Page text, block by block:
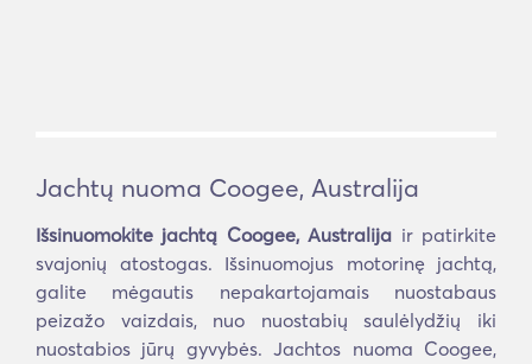
Jachtų nuoma Coogee, Australija
Išsinuomokite jachtą Coogee, Australija ir patirkite
svajonių atostogas. Išsinuomojus motorinę jachtą,
galite mėgautis nepakartojamais nuostabaus
peizažo vaizdais, nuo nuostabių saulėlydžių iki
nuostabios jūrų gyvybės. Jachtos nuoma Coogee,